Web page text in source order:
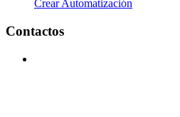
Crear Automatización
Contactos